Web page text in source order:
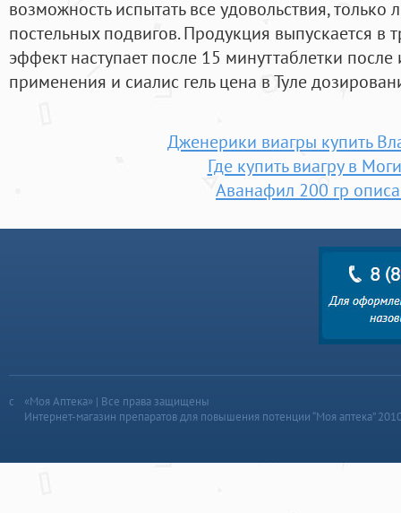
возможность испытать все удовольствия, только
постельных подвигов. Продукция выпускается
эффект наступает после 15 минуттаблетки после
применения и сиалис гель цена в Туле
Дженерики виагры купить
Где купить виагру в
Аванафил 200 гр
«Моя Аптека» | Все права защищены
Интернет-магазин препаратов для повышения потенции “Моя аптека”